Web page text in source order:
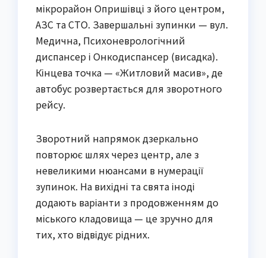
мікрорайон Опришівці з його центром,
АЗС та СТО. Завершальні зупинки — вул.
Медична, Психоневрологічний
диспансер і Онкодиспансер (висадка).
Кінцева точка — «Житловий масив», де
автобус розвертається для зворотного
рейсу.
Зворотний напрямок дзеркально
повторює шлях через центр, але з
невеликими нюансами в нумерації
зупинок. На вихідні та свята іноді
додають варіанти з продовженням до
міського кладовища — це зручно для
тих, хто відвідує рідних.